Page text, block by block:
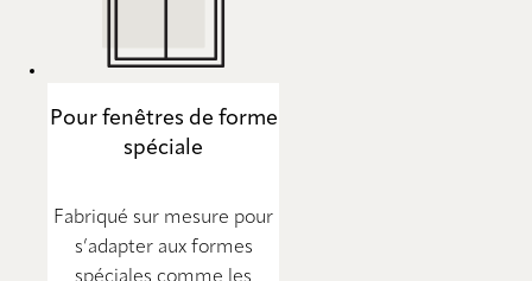
Pour fenêtres de forme
spéciale
Fabriqué sur mesure pour
s’adapter aux formes